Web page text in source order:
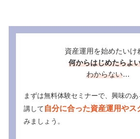
資産運用を始めたいけ
何からはじめたらよ
わからない…
まずは無料体験セミナーで、興味の
講して自分に合った資産運用やス
みましょう。